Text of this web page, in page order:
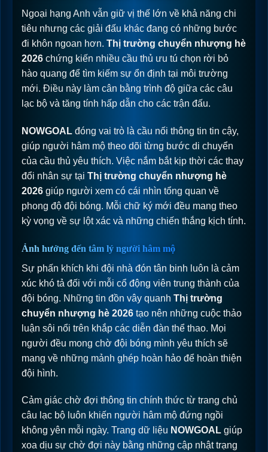
Ngoại hạng Anh vẫn giữ vị thế lớn về khả năng chi
tiêu nhưng các giải đấu khác đang có những bước
đi khôn ngoan hơn. Thị trường chuyển nhượng hè
2026 chứng kiến nhiều cầu thủ ưu tú chọn rời bỏ
hào quang để tìm kiếm sự ổn định tại môi trường
mới. Điều này làm cân bằng trình độ giữa các câu
lạc bộ và tăng tính hấp dẫn cho các trận đấu.
NOWGOAL đóng vai trò là cầu nối thông tin tin cậy,
giúp người hâm mộ theo dõi từng bước di chuyển
của cầu thủ yêu thích. Việc nắm bắt kịp thời các thay
đổi nhân sự tại Thị trường chuyển nhượng hè
2026 giúp người xem có cái nhìn tổng quan về
phong độ đội bóng. Mỗi chữ ký mới đều mang theo
kỳ vọng về sự lột xác và những chiến thắng kịch tính.
Ảnh hưởng đến tâm lý người hâm mộ
Sự phấn khích khi đội nhà đón tân binh luôn là cảm
xúc khó tả đối với mỗi cổ động viên trung thành của
đội bóng. Những tin đồn vây quanh Thị trường
chuyển nhượng hè 2026 tạo nên những cuộc thảo
luận sôi nổi trên khắp các diễn đàn thể thao. Mọi
người đều mong chờ đội bóng mình yêu thích sẽ
mang về những mảnh ghép hoàn hảo để hoàn thiện
đội hình.
Cảm giác chờ đợi thông tin chính thức từ trang chủ
câu lạc bộ luôn khiến người hâm mộ đứng ngồi
không yên mỗi ngày. Trang dữ liệu NOWGOAL giúp
xoa dịu sự chờ đợi này bằng những cập nhật trạng